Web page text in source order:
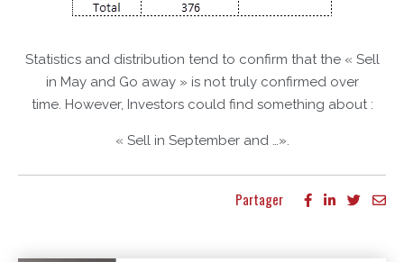
Statistics and distribution tend to confirm that the « Sell
in May and Go away » is not truly confirmed over
time. However, Investors could find something about :
« Sell in September and …».
Partager